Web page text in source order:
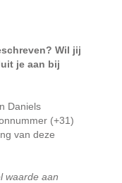
Wil jij
je aan bij
Daniels
(+31)
van deze
waarde aan